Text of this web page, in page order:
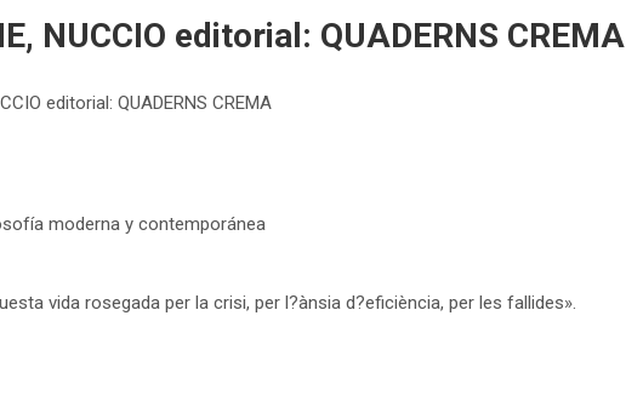
NUCCIO editorial: QUADERNS CREMA
editorial: QUADERNS CREMA
moderna y contemporánea
vida rosegada per la crisi, per l?ànsia d?eficiència, per les fallides».